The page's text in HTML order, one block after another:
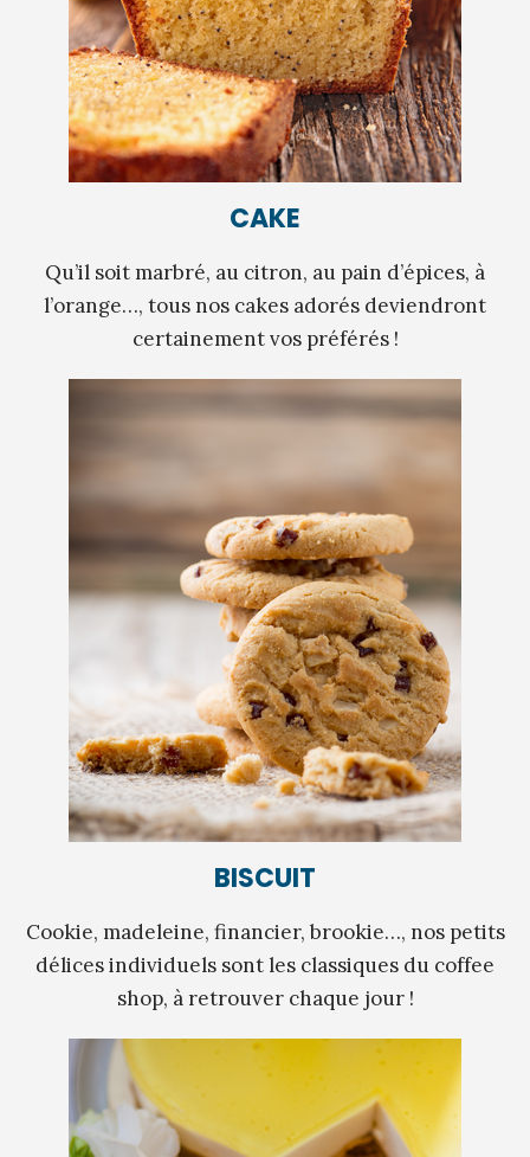
CAKE
Qu’il soit marbré, au citron, au pain d’épices, à
l’orange…, tous nos cakes adorés deviendront
certainement vos préférés !
BISCUIT
Cookie, madeleine, financier, brookie…, nos petits
délices individuels sont les classiques du coffee
shop, à retrouver chaque jour !